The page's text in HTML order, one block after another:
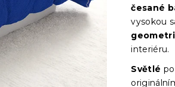
česané
vysokou
interiéru.
Světlé